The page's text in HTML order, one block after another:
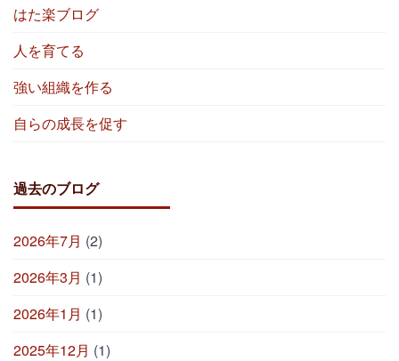
はた楽ブログ
人を育てる
強い組織を作る
自らの成長を促す
過去のブログ
2026年7月 (2)
2026年3月 (1)
2026年1月 (1)
2025年12月 (1)